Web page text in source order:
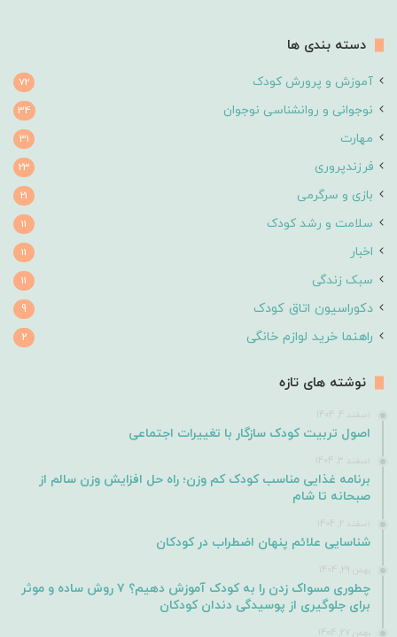
دسته بندی ها
آموزش و پرورش کودک 72
نوجوانی و روانشناسی نوجوان 34
مهارت 31
فرزندپروری 23
بازی و سرگرمی 21
سلامت و رشد کودک 11
اخبار 11
سبک زندگی 11
دکوراسیون اتاق کودک 9
راهنما خرید لوازم خانگی 2
نوشته های تازه
اسفند 4, 1404
اصول تربیت کودک سازگار با تغییرات اجتماعی
اسفند 3, 1404
برنامه غذایی مناسب کودک کم وزن؛ راه حل افزایش وزن سالم از
صبحانه تا شام
اسفند 2, 1404
شناسایی علائم پنهان اضطراب در کودکان
بهمن 29, 1404
چطوری مسواک زدن را به کودک آموزش دهیم؟ ۷ روش ساده و موثر
برای جلوگیری از پوسیدگی دندان کودکان
بهمن 27, 1404